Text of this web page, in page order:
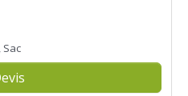
Sac